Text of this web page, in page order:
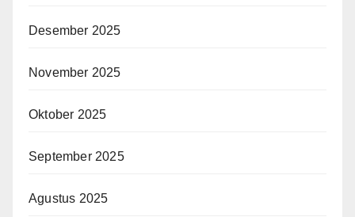
Desember 2025
November 2025
Oktober 2025
September 2025
Agustus 2025